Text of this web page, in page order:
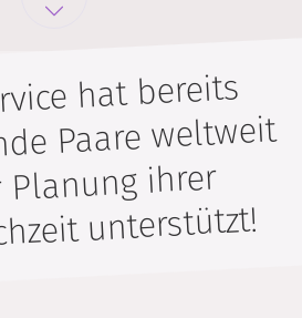
hat bereits
Paare weltweit
ihrer
unterstützt!